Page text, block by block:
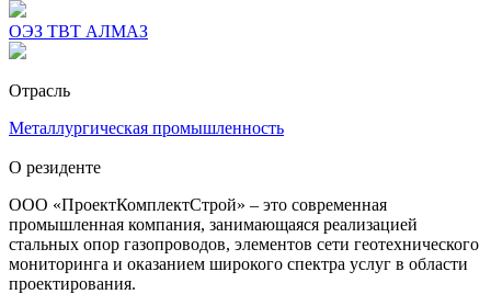
ОЭЗ ТВТ АЛМАЗ
Отрасль
Металлургическая промышленность
О резиденте
ООО «ПроектКомплектСтрой» – это современная
промышленная компания, занимающаяся реализацией
стальных опор газопроводов, элементов сети геотехнического
мониторинга и оказанием широкого спектра услуг в области
проектирования.